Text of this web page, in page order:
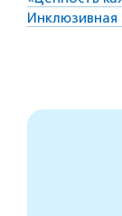
Инклюзивная